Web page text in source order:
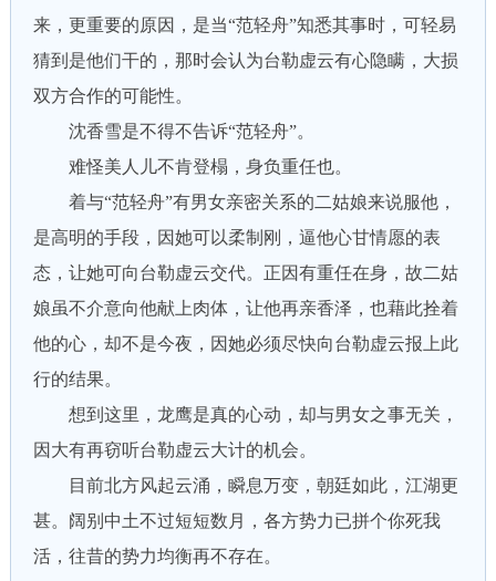
来，更重要的原因，是当“范轻舟”知悉其事时，可轻易
猜到是他们干的，那时会认为台勒虚云有心隐瞒，大损
双方合作的可能性。
沈香雪是不得不告诉“范轻舟”。
难怪美人儿不肯登榻，身负重任也。
着与“范轻舟”有男女亲密关系的二姑娘来说服他，
是高明的手段，因她可以柔制刚，逼他心甘情愿的表
态，让她可向台勒虚云交代。正因有重任在身，故二姑
娘虽不介意向他献上肉体，让他再亲香泽，也藉此拴着
他的心，却不是今夜，因她必须尽快向台勒虚云报上此
行的结果。
想到这里，龙鹰是真的心动，却与男女之事无关，
因大有再窃听台勒虚云大计的机会。
目前北方风起云涌，瞬息万变，朝廷如此，江湖更
甚。阔别中土不过短短数月，各方势力已拼个你死我
活，往昔的势力均衡再不存在。